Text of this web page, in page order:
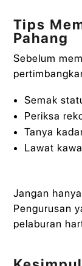
Tips
Pahang
Sebelum
Semak
Periksa
Tanya
Lawat
Jangan
Pengurusan
pelaburan